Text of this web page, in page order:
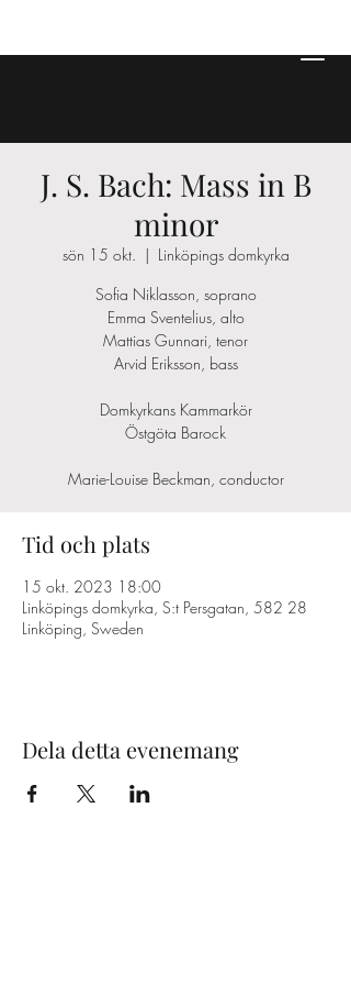
J. S. Bach: Mass in B
minor
sön 15 okt.
  |
Linköpings domkyrka
Sofia Niklasson, soprano
Emma Sventelius, alto
Mattias Gunnari, tenor
Arvid Eriksson, bass
Domkyrkans Kammarkör
Östgöta Barock
Marie-Louise Beckman, conductor
Tid och plats
15 okt. 2023 18:00
Linköpings domkyrka, S:t Persgatan, 582 28
Linköping, Sweden
Dela detta evenemang